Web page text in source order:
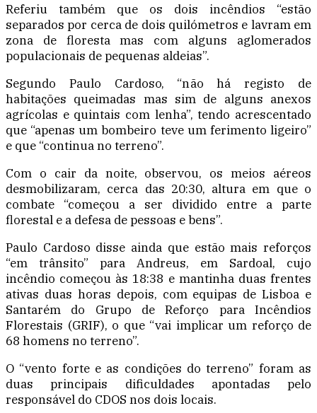
Referiu também que os dois incêndios “estão
separados por cerca de dois quilómetros e lavram em
zona de floresta mas com alguns aglomerados
populacionais de pequenas aldeias”.
Segundo Paulo Cardoso, “não há registo de
habitações queimadas mas sim de alguns anexos
agrícolas e quintais com lenha”, tendo acrescentado
que “apenas um bombeiro teve um ferimento ligeiro”
e que “continua no terreno”.
Com o cair da noite, observou, os meios aéreos
desmobilizaram, cerca das 20:30, altura em que o
combate “começou a ser dividido entre a parte
florestal e a defesa de pessoas e bens”.
Paulo Cardoso disse ainda que estão mais reforços
“em trânsito” para Andreus, em Sardoal, cujo
incêndio começou às 18:38 e mantinha duas frentes
ativas duas horas depois, com equipas de Lisboa e
Santarém do Grupo de Reforço para Incêndios
Florestais (GRIF), o que “vai implicar um reforço de
68 homens no terreno”.
O “vento forte e as condições do terreno” foram as
duas principais dificuldades apontadas pelo
responsável do CDOS nos dois locais.